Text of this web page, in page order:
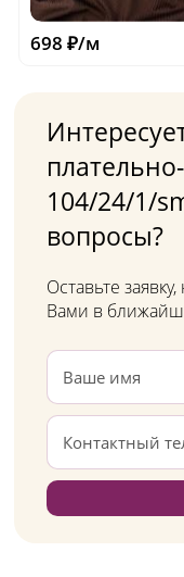
698 ₽/м
104/24/1/
вопросы?
Оставьте
Вами в